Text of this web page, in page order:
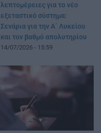
λεπτομέρειες για το νέο
εξεταστικό σύστημα:
Σενάρια για την Α΄ Λυκείου
και τον βαθμό απολυτηρίου
14/07/2026 - 15:59